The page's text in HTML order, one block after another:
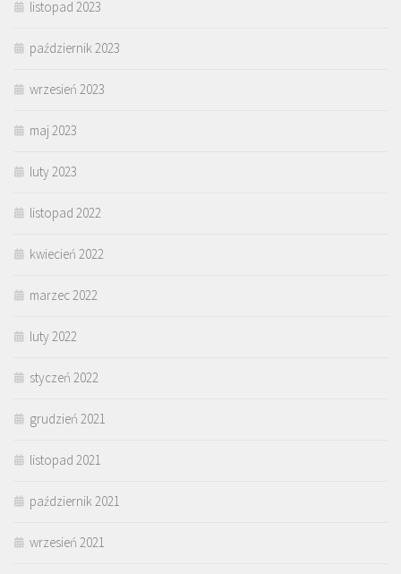
listopad 2023
październik 2023
wrzesień 2023
maj 2023
luty 2023
listopad 2022
kwiecień 2022
marzec 2022
luty 2022
styczeń 2022
grudzień 2021
listopad 2021
październik 2021
wrzesień 2021